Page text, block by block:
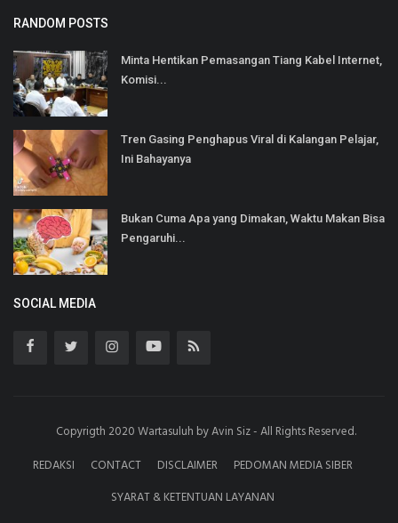
RANDOM POSTS
Minta Hentikan Pemasangan Tiang Kabel Internet,
Komisi...
Tren Gasing Penghapus Viral di Kalangan Pelajar,
Ini Bahayanya
Bukan Cuma Apa yang Dimakan, Waktu Makan Bisa
Pengaruhi...
SOCIAL MEDIA
Copyrigth 2020 Wartasuluh by Avin Siz - All Rights Reserved.
REDAKSI
CONTACT DISCLAIMER
PEDOMAN MEDIA SIBER
SYARAT & KETENTUAN LAYANAN